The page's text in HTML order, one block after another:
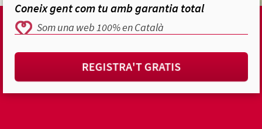
Coneix gent com tu amb garantia total
Som una web 100% en Català
REGISTRA'T GRATIS